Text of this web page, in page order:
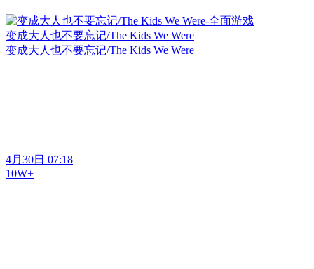
变成大人也不要忘记/The Kids We Were
变成大人也不要忘记/The Kids We Were
4月30日 07:18
10W+